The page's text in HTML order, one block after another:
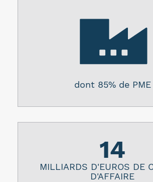
dont 85% de PME
14
MILLIARDS D'EUROS DE
D'AFFAIRE